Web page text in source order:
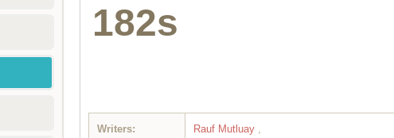
182s
Writers: Rauf Mutluay ,